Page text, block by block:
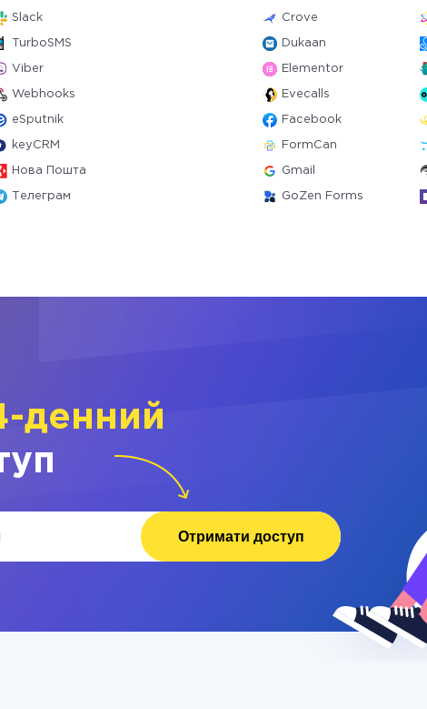
Slack
TurboSMS
Viber
Webhooks
eSputnik
keyCRM
Нова Пошта
Телеграм
Crove
Dukaan
Elementor
Evecalls
Facebook
FormCan
Gmail
GoZen Forms
денний
Отримати доступ